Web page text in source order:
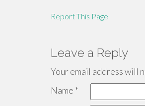
Report This Page
Leave a Reply
Your email address will
Name *